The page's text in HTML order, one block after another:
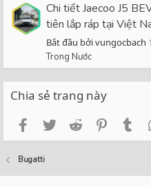
Chi tiết Jaecoo J5
tiên lắp ráp tại Việt
Bắt đầu bởi vungocbach
Trong Nước
Chia sẻ trang này
FacebookTwitterReddit
Bugatti